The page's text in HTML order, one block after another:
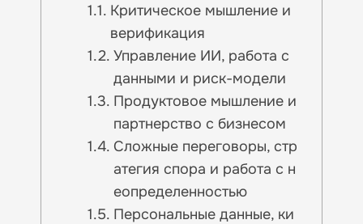
Критическое мышление и
верификация
Управление ИИ, работа с
данными и риск-модели
Продуктовое мышление и
партнерство с бизнесом
Сложные переговоры, стр
атегия спора и работа с н
еопределенностью
Персональные данные, ки